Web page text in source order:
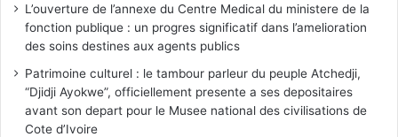
L’ouverture de l’annexe du Centre Medical du ministere de la
fonction publique : un progres significatif dans l’amelioration
des soins destines aux agents publics
Patrimoine culturel : le tambour parleur du peuple Atchedji,
“Djidji Ayokwe”, officiellement presente a ses depositaires
avant son depart pour le Musee national des civilisations de
Cote d’Ivoire